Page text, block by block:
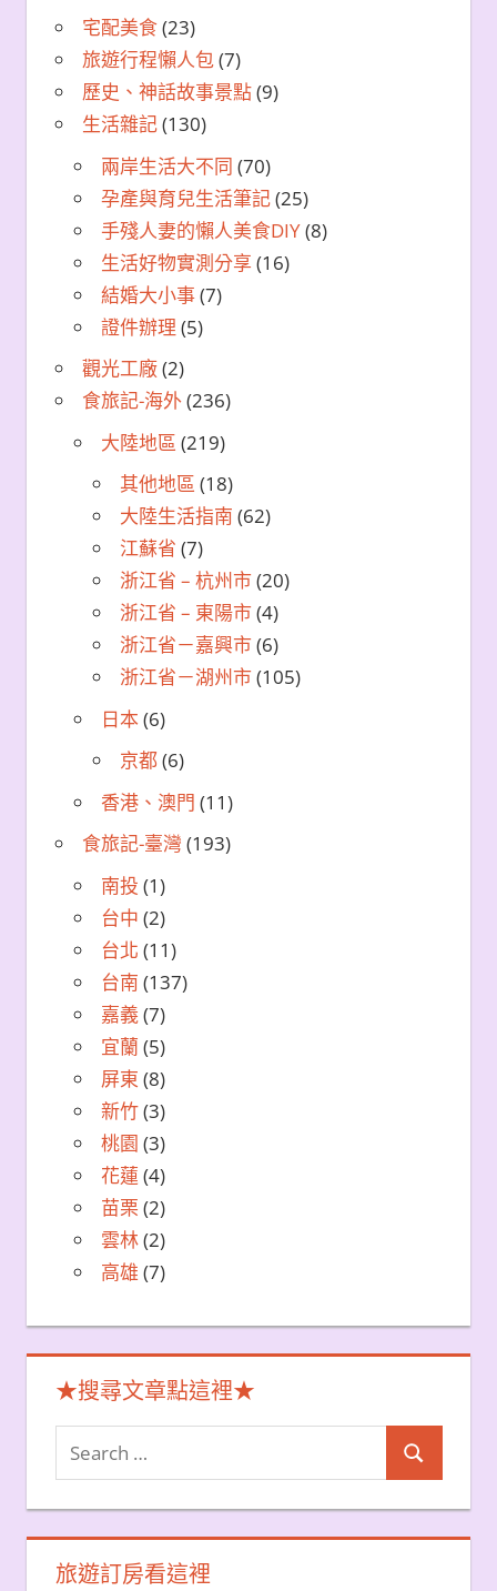
宅配美食(23)
旅遊行程懶人包(7)
歷史、神話故事景點(9)
生活雜記(130)
兩岸生活大不同 (70)
孕產與育兒生活筆記(25)
手殘人妻的懶人美食DIY(8)
生活好物實測分享 (16)
結婚大小事(7)
證件辦理 (5)
觀光工廠(2)
食旅記-海外(236)
大陸地區 (219)
其他地區 (18)
大陸生活指南 (62)
江蘇省 (7)
浙江省 – 杭州市(20)
浙江省 – 東陽市(4)
浙江省－嘉興市(6)
浙江省－湖州市(105)
日本(6)
京都(6)
香港、澳門 (11)
食旅記-臺灣 (193)
南投 (1)
台中 (2)
台北 (11)
台南 (137)
嘉義(7)
宜蘭 (5)
屏東 (8)
新竹(3)
桃園 (3)
花蓮 (4)
苗栗 (2)
雲林(2)
高雄 (7)
★搜尋文章點這裡★
Search
for:
Search
旅遊訂房看這裡